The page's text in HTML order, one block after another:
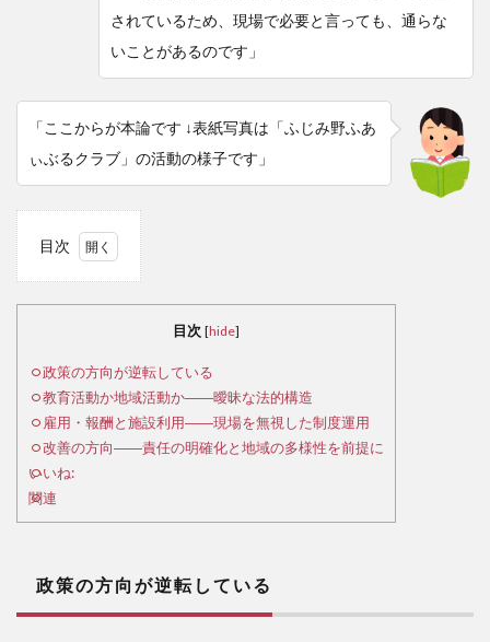
されているため、現場で必要と言っても、通らな
いことがあるのです」
「ここからが本論です ↓表紙写真は「ふじみ野ふあ
ぃぶるクラブ」の活動の様子です」
目次
が逆
転し
てい
2
教
育活
活動
か
目次 [hide]
政策の方向が逆転している
教育活動か地域活動か――曖昧な法的構造
雇用・報酬と施設利用――現場を無視した制度運用
改善の方向――責任の明確化と地域の多様性を前提に
いいね:
関連
政策の方向が逆転している